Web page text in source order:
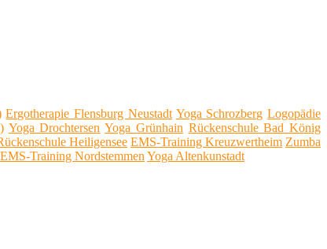
Ergotherapie Flensburg Neustadt Yoga Schrozberg Logopädie
Yoga Drochtersen Yoga Grünhain Rückenschule Bad König
Heiligensee EMS-Training Kreuzwertheim Zumba
EMS-Training Nordstemmen Yoga Altenkunstadt